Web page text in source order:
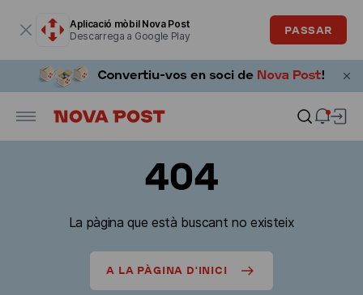
Aplicació mòbil Nova Post
Descarrega a Google Play
PASSAR
404
La pàgina que està buscant no existeix
A LA PÀGINA D'INICI